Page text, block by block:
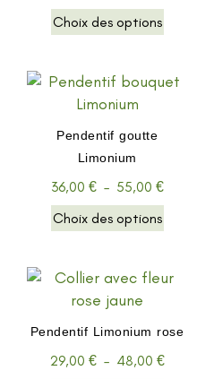
Choix des options
Pendentif goutte
Limonium
36,00 € – 55,00 €
Choix des options
Pendentif Limonium rose
29,00 € – 48,00 €